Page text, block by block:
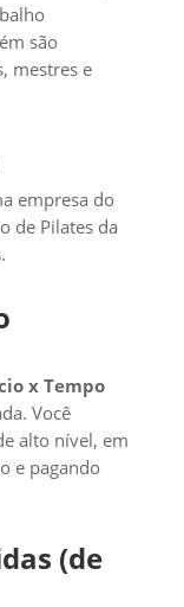
são
mestres e
empresa do
de Pilates da
x Tempo
Você
alto nível, em
e pagando
(de